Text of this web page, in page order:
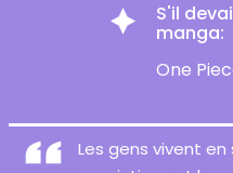
S'il
manga:
One
Les gens vivent en